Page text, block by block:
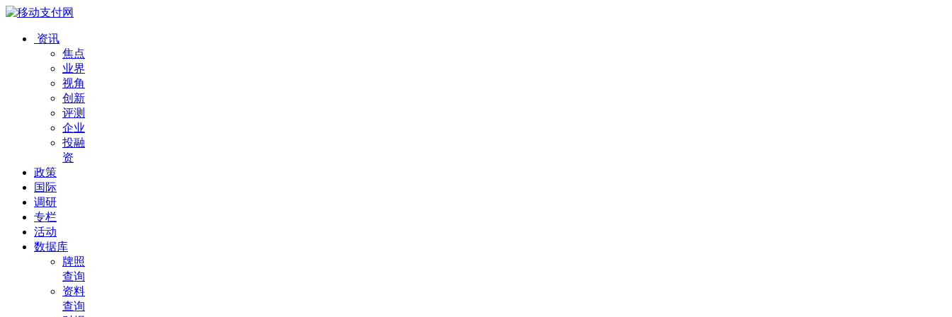
资讯
焦点
业界
视角
创新
评测
企业
投融
资
政策
国际
调研
专栏
活动
数据库
牌照
查询
资料
查询